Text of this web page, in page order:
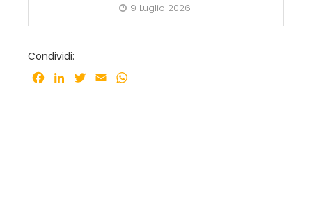
9 Luglio 2026
Condividi:
Facebook
LinkedInTwitter
Email